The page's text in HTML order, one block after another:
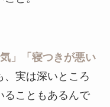
」「寝つきが悪い
、実は深いところ
ることもあるんで